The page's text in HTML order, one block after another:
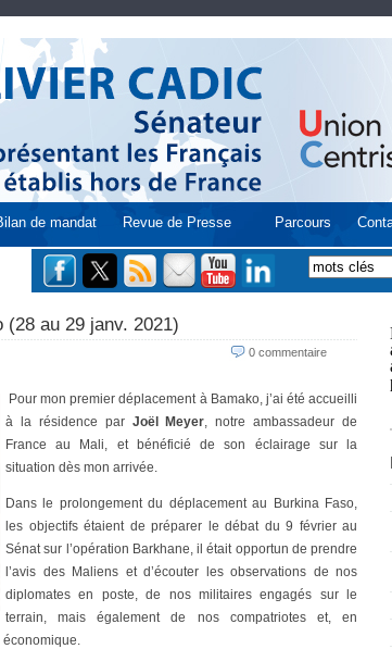
de mandat Revue de Presse Parcours
au 29 janv. 2021)
0 commentaire
Pour mon premier déplacement à Bamako, j’ai été accueilli
à la résidence par Joël Meyer, notre ambassadeur de
France au Mali, et bénéficié de son éclairage sur la
situation dès mon arrivée.
Dans le prolongement du déplacement au Burkina Faso,
les objectifs étaient de préparer le débat du 9 février au
Sénat sur l’opération Barkhane, il était opportun de prendre
l’avis des Maliens et d’écouter les observations de nos
diplomates en poste, de nos militaires engagés sur le
terrain, mais également de nos compatriotes et, en
économique.